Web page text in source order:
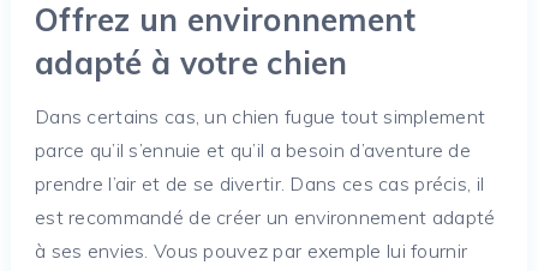
Offrez un environnement
adapté à votre chien
Dans certains cas, un chien fugue tout simplement
parce qu’il s’ennuie et qu’il a besoin d’aventure de
prendre l’air et de se divertir. Dans ces cas précis, il
est recommandé de créer un environnement adapté
à ses envies. Vous pouvez par exemple lui fournir